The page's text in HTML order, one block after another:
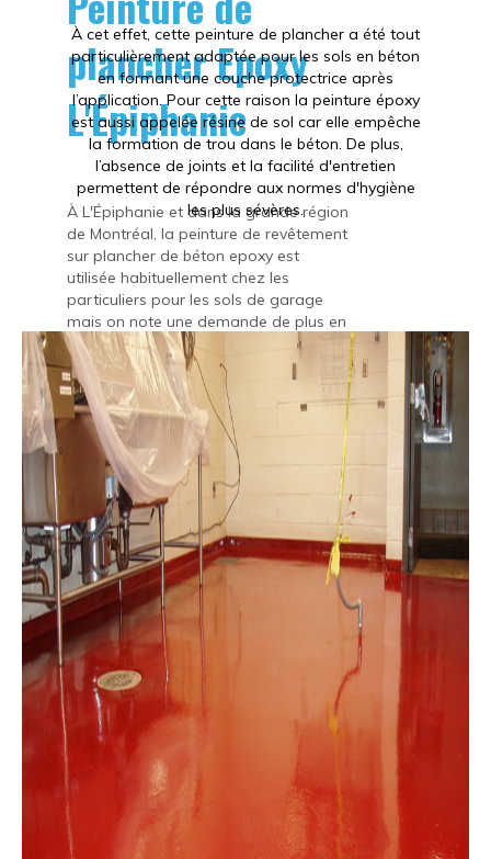
plancher Epoxy
L'Épiphanie
À L'Épiphanie et dans la grande région
de Montréal, la peinture de revêtement
sur plancher de béton epoxy est
utilisée habituellement chez les
particuliers pour les sols de garage
mais on note une demande de plus en
plus populaire pour l’intérieur des
résidences : salon, chambre, salle de
bain, sous sol, patio ou contour de
piscine car la peinture époxy
(polyuréthane ou poly aspartique) peut
remplacer les revêtements de plancher
classique tel que le carrelage ou le
linoleum
À cet effet, cette peinture de plancher a été tout
particulièrement adaptée pour les sols en béton
en formant une couche protectrice après
l’application. Pour cette raison la peinture époxy
est aussi appelée résine de sol car elle empêche
la formation de trou dans le béton. De plus,
l’absence de joints et la facilité d'entretien
permettent de répondre aux normes d'hygiène
les plus sévères.